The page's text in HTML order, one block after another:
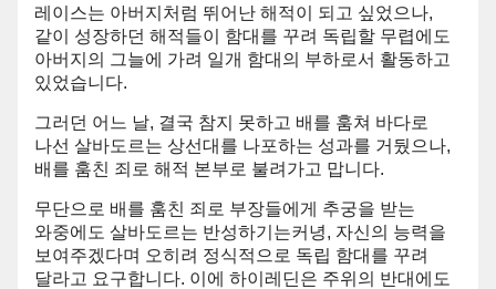
레이스는 아버지처럼 뛰어난 해적이 되고 싶었으나,
같이 성장하던 해적들이 함대를 꾸려 독립할 무렵에도
아버지의 그늘에 가려 일개 함대의 부하로서 활동하고
있었습니다.
그러던 어느 날, 결국 참지 못하고 배를 훔쳐 바다로
나선 살바도르는 상선대를 나포하는 성과를 거뒀으나,
배를 훔친 죄로 해적 본부로 불려가고 맙니다.
무단으로 배를 훔친 죄로 부장들에게 추궁을 받는
와중에도 살바도르는 반성하기는커녕, 자신의 능력을
보여주겠다며 오히려 정식적으로 독립 함대를 꾸려
달라고 요구합니다. 이에 하이레딘은 주위의 반대에도